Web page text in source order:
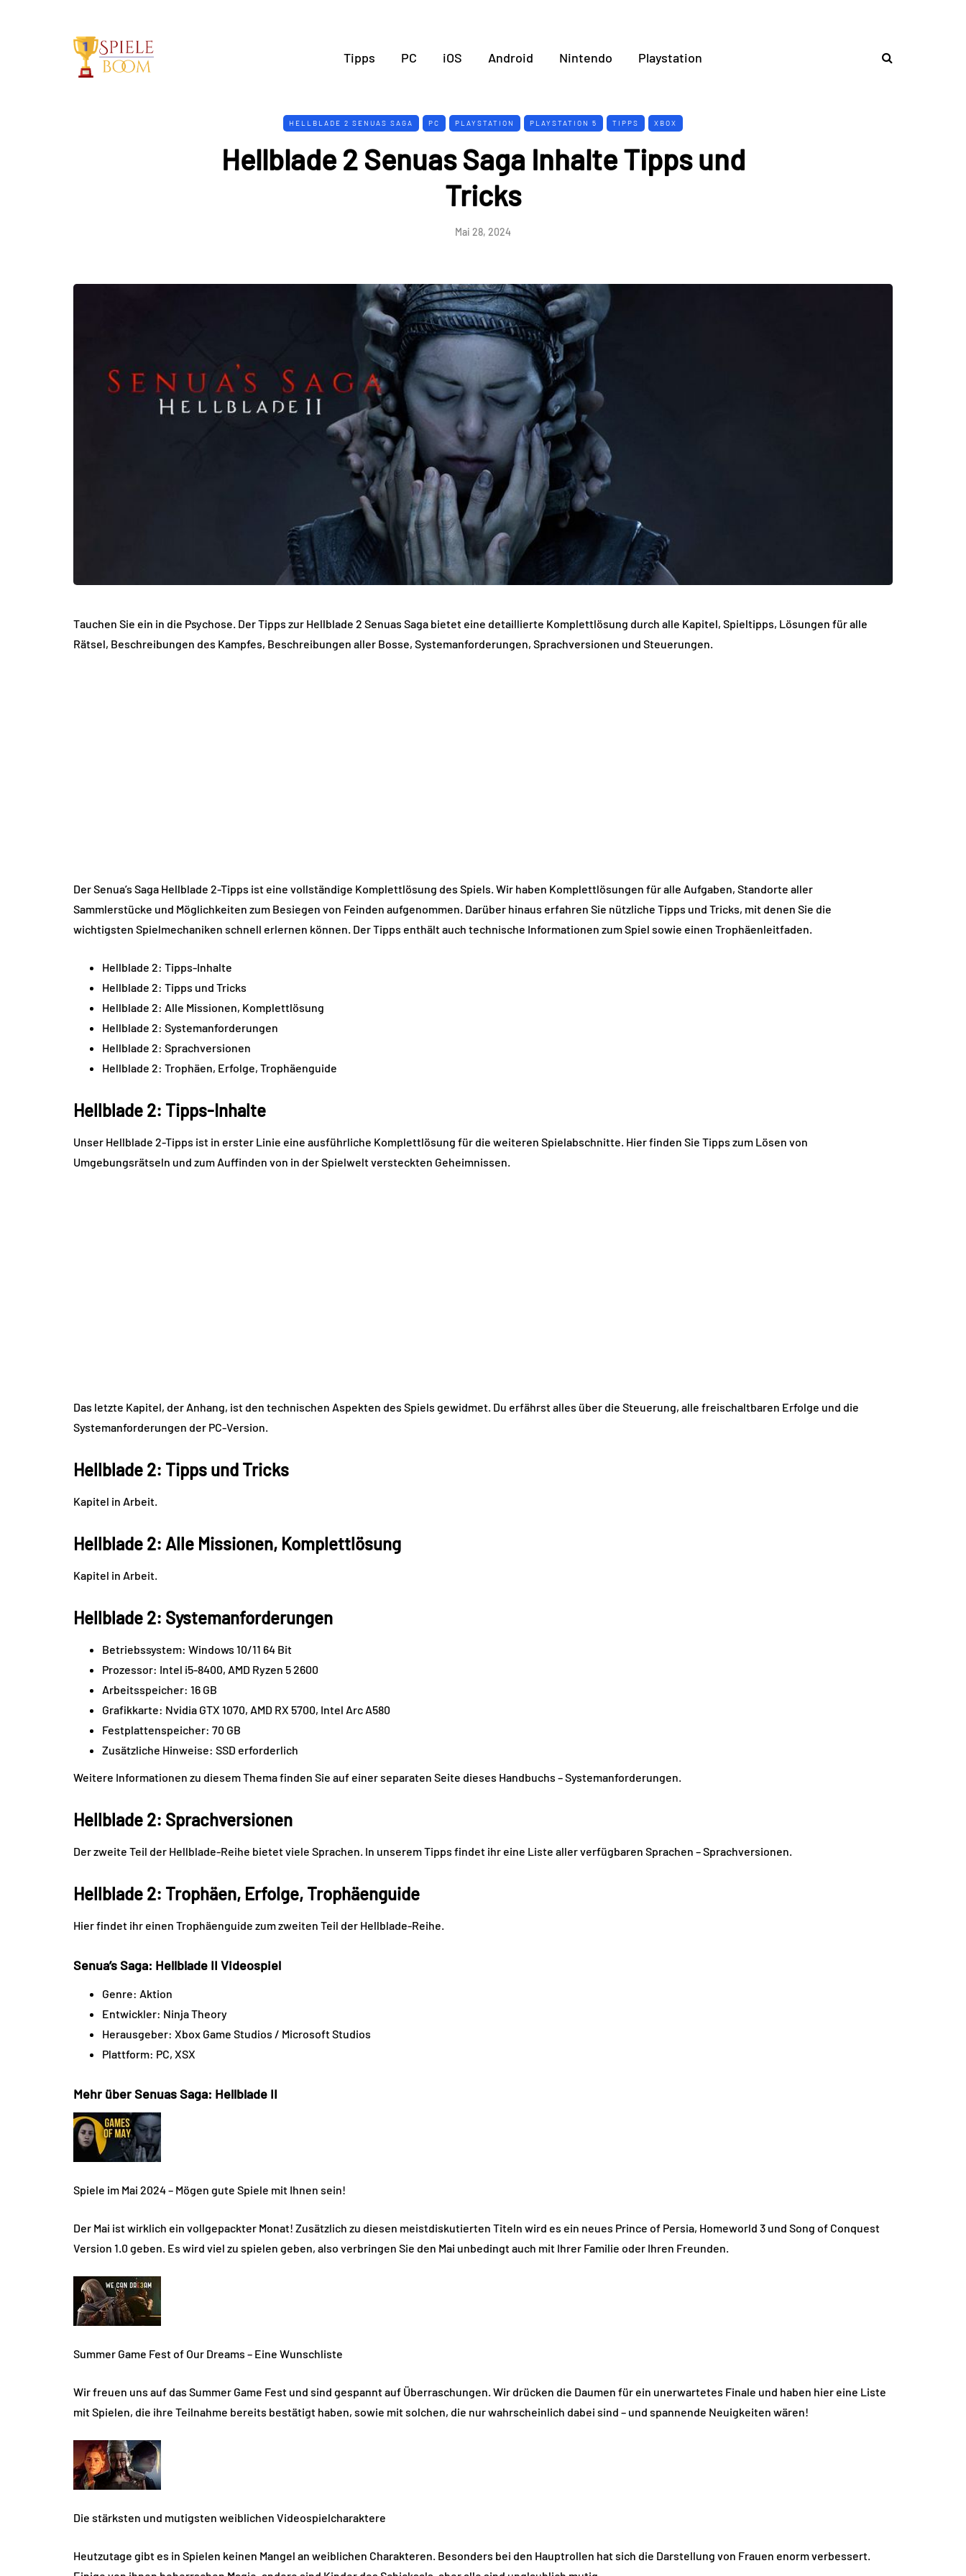
Tipps PC iOS Android Nintendo Playstation
HELLBLADE 2 SENUAS SAGA PC PLAYSTATION PLAYSTATION 5 TIPPS XBOX
Hellblade 2 Senuas Saga Inhalte Tipps und
Tricks
Mai 28, 2024
Tauchen Sie ein in die Psychose. Der Tipps zur Hellblade 2 Senuas Saga bietet eine detaillierte Komplettlösung durch alle Kapitel, Spieltipps, Lösungen für alle
Rätsel, Beschreibungen des Kampfes, Beschreibungen aller Bosse, Systemanforderungen, Sprachversionen und Steuerungen.
Der Senua’s Saga Hellblade 2-Tipps ist eine vollständige Komplettlösung des Spiels. Wir haben Komplettlösungen für alle Aufgaben, Standorte aller
Sammlerstücke und Möglichkeiten zum Besiegen von Feinden aufgenommen. Darüber hinaus erfahren Sie nützliche Tipps und Tricks, mit denen Sie die
wichtigsten Spielmechaniken schnell erlernen können. Der Tipps enthält auch technische Informationen zum Spiel sowie einen Trophäenleitfaden.
Hellblade 2: Tipps-Inhalte
Hellblade 2: Tipps und Tricks
Hellblade 2: Alle Missionen, Komplettlösung
Hellblade 2: Systemanforderungen
Hellblade 2: Sprachversionen
Hellblade 2: Trophäen, Erfolge, Trophäenguide
Hellblade 2: Tipps-Inhalte
Unser Hellblade 2-Tipps ist in erster Linie eine ausführliche Komplettlösung für die weiteren Spielabschnitte. Hier finden Sie Tipps zum Lösen von
Umgebungsrätseln und zum Auffinden von in der Spielwelt versteckten Geheimnissen.
Das letzte Kapitel, der Anhang, ist den technischen Aspekten des Spiels gewidmet. Du erfährst alles über die Steuerung, alle freischaltbaren Erfolge und die
Systemanforderungen der PC-Version.
Hellblade 2: Tipps und Tricks
Kapitel in Arbeit.
Hellblade 2: Alle Missionen, Komplettlösung
Kapitel in Arbeit.
Hellblade 2: Systemanforderungen
Betriebssystem: Windows 10/11 64 Bit
Prozessor: Intel i5-8400, AMD Ryzen 5 2600
Arbeitsspeicher: 16 GB
Grafikkarte: Nvidia GTX 1070, AMD RX 5700, Intel Arc A580
Festplattenspeicher: 70 GB
Zusätzliche Hinweise: SSD erforderlich
Weitere Informationen zu diesem Thema finden Sie auf einer separaten Seite dieses Handbuchs – Systemanforderungen.
Hellblade 2: Sprachversionen
Der zweite Teil der Hellblade-Reihe bietet viele Sprachen. In unserem Tipps findet ihr eine Liste aller verfügbaren Sprachen – Sprachversionen.
Hellblade 2: Trophäen, Erfolge, Trophäenguide
Hier findet ihr einen Trophäenguide zum zweiten Teil der Hellblade-Reihe.
Senua’s Saga: Hellblade II Videospiel
Genre: Aktion
Entwickler: Ninja Theory
Herausgeber: Xbox Game Studios / Microsoft Studios
Plattform: PC, XSX
Mehr über Senuas Saga: Hellblade II
Spiele im Mai 2024 – Mögen gute Spiele mit Ihnen sein!
Der Mai ist wirklich ein vollgepackter Monat! Zusätzlich zu diesen meistdiskutierten Titeln wird es ein neues Prince of Persia, Homeworld 3 und Song of Conquest
Version 1.0 geben. Es wird viel zu spielen geben, also verbringen Sie den Mai unbedingt auch mit Ihrer Familie oder Ihren Freunden.
Summer Game Fest of Our Dreams – Eine Wunschliste
Wir freuen uns auf das Summer Game Fest und sind gespannt auf Überraschungen. Wir drücken die Daumen für ein unerwartetes Finale und haben hier eine Liste
mit Spielen, die ihre Teilnahme bereits bestätigt haben, sowie mit solchen, die nur wahrscheinlich dabei sind – und spannende Neuigkeiten wären!
Die stärksten und mutigsten weiblichen Videospielcharaktere
Heutzutage gibt es in Spielen keinen Mangel an weiblichen Charakteren. Besonders bei den Hauptrollen hat sich die Darstellung von Frauen enorm verbessert.